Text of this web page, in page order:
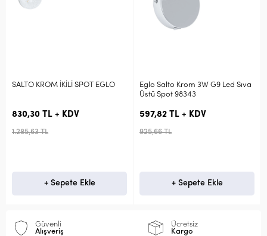
SALTO KROM İKİLİ SPOT EGLO
830,30 TL + KDV
1.285,63 TL
+ Sepete Ekle
Eglo Salto Krom 3W G9 Led Sıva
Üstü Spot 98343
597,82 TL + KDV
925,66 TL
+ Sepete Ekle
Güvenli
Alışveriş
Ücretsiz
Kargo